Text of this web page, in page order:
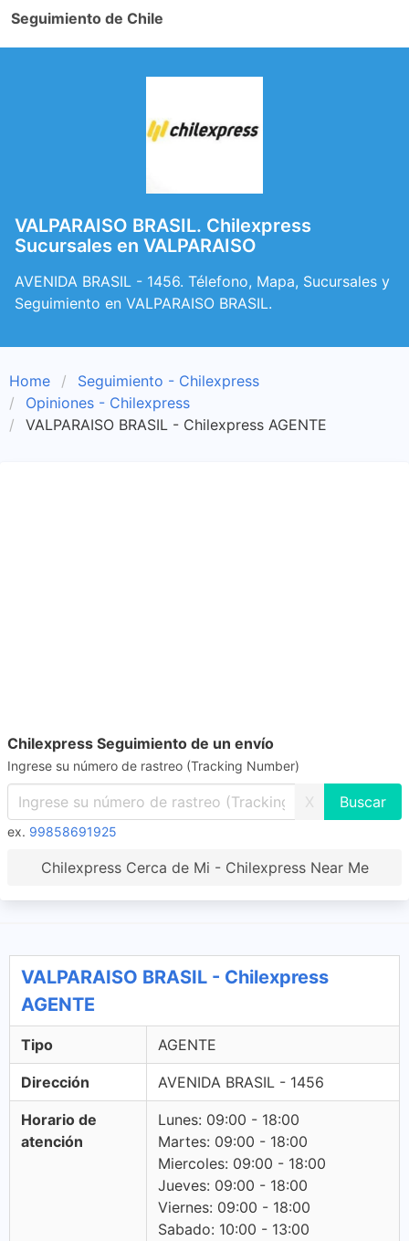
Seguimiento de Chile
VALPARAISO BRASIL. Chilexpress
Sucursales en VALPARAISO
AVENIDA BRASIL - 1456. Télefono, Mapa, Sucursales y
Seguimiento en VALPARAISO BRASIL.
Home
Seguimiento - Chilexpress
Opiniones - Chilexpress
VALPARAISO BRASIL - Chilexpress AGENTE
Chilexpress Seguimiento de un envío
Ingrese su número de rastreo (Tracking Number)
X
ex. 99858691925
Chilexpress Cerca de Mi - Chilexpress Near Me
VALPARAISO BRASIL - Chilexpress
AGENTE
Tipo AGENTE
Dirección AVENIDA BRASIL - 1456
Horario de
atención
Lunes: 09:00 - 18:00
Martes: 09:00 - 18:00
Miercoles: 09:00 - 18:00
Jueves: 09:00 - 18:00
Viernes: 09:00 - 18:00
Sabado: 10:00 - 13:00